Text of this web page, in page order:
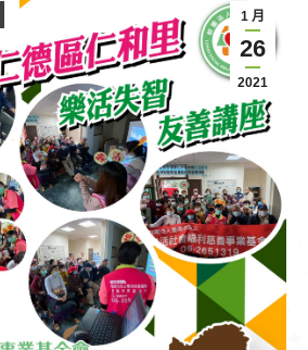
1 月
26
2021